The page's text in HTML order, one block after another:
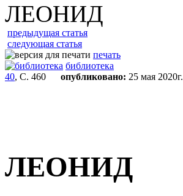
ЛЕОНИД
предыдущая статья
следующая статья
печать
библиотека
40, С. 460 опубликовано: 25 мая 2020г.
ЛЕОНИД